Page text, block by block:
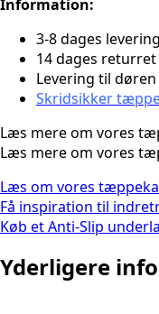
Information:
3-8 dages
14 dages returret
Levering til døren
Skridsikker
Læs mere om vores
Læs mere om vores
Læs om vores
Få inspiration til
Køb et Anti-Slip
Yderligere